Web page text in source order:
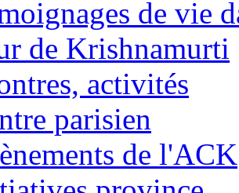
de vie
de Krishnamurti
activités
parisien
de l'ACK